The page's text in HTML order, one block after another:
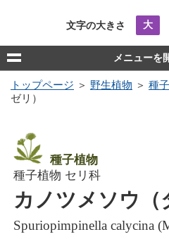
文字の大きさ 大
メニューを
トップページ ＞ 野生植物 ＞ 種
ゼリ）
種子植物
種子植物 セリ科
カノツメソウ（
Spuriopimpinella calycina